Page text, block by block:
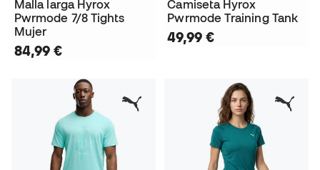
Malla larga Hyrox
Pwrmode 7/8 Tights
Mujer
84,99 €
Camiseta Hyrox
Pwrmode Training Tank
49,99 €